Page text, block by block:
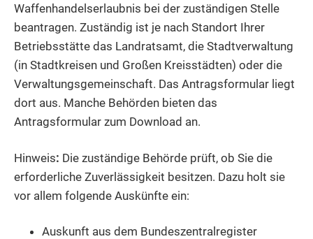
Waffenhandelserlaubnis bei der zuständigen Stelle
beantragen. Zuständig ist je nach Standort Ihrer
Betriebsstätte das Landratsamt, die Stadtverwaltung
(in Stadtkreisen und Großen Kreisstädten) oder die
Verwaltungsgemeinschaft. Das Antragsformular liegt
dort aus. Manche Behörden bieten das
Antragsformular zum Download an.
Hinweis: Die zuständige Behörde prüft, ob Sie die
erforderliche Zuverlässigkeit besitzen. Dazu holt sie
vor allem folgende Auskünfte ein:
Auskunft aus dem Bundeszentralregister